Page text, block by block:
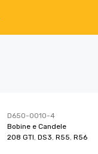
D650-0010-4
Bobine e Candele
208 GTI, DS3, R55, R56